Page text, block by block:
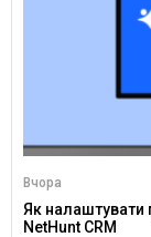
Вчора
Як налаштувати
NetHunt CRM